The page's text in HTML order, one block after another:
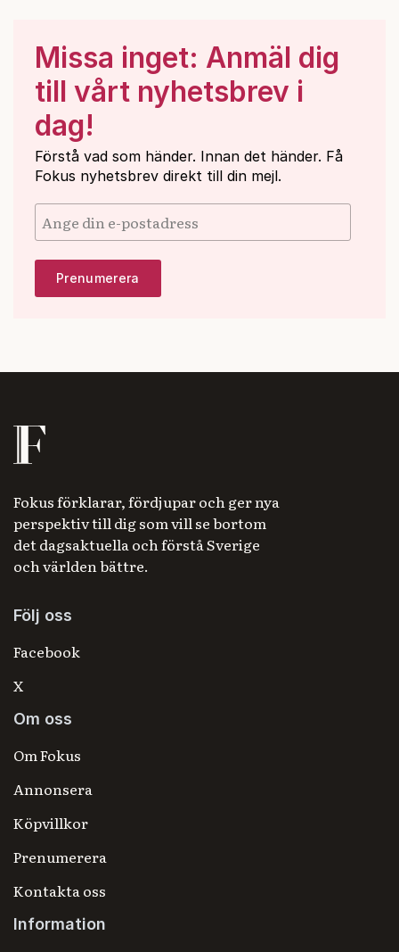
Missa inget: Anmäl dig
till vårt nyhetsbrev i
dag!
Förstå vad som händer. Innan det händer. Få
Fokus nyhetsbrev direkt till din mejl.
Fokus förklarar, fördjupar och ger nya
perspektiv till dig som vill se bortom
det dagsaktuella och förstå Sverige
och världen bättre.
Följ oss
Facebook
X
Om oss
Om Fokus
Annonsera
Köpvillkor
Prenumerera
Kontakta oss
Information